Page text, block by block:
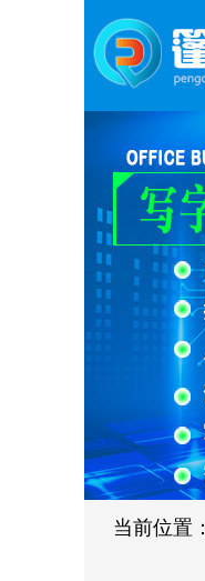
当前位置：